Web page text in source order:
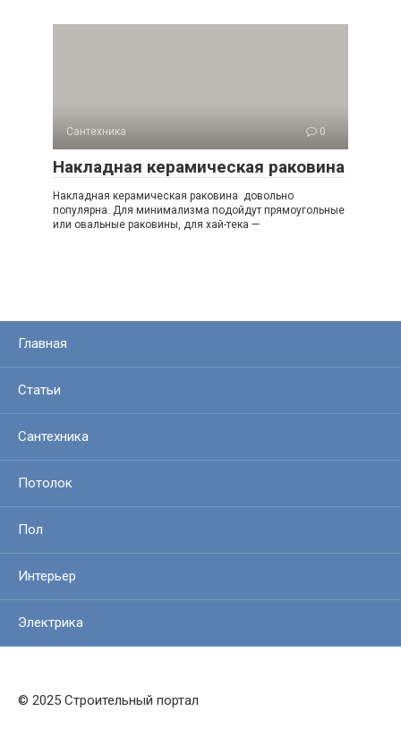
Сантехника 0
Накладная керамическая раковина
Накладная керамическая раковина довольно
популярна. Для минимализма подойдут прямоугольные
или овальные раковины, для хай-тека —
Главная
Статьи
Сантехника
Потолок
Пол
Интерьер
Электрика
© 2025 Строительный портал